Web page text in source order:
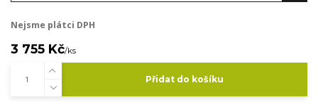
Nejsme plátci DPH
3 755 Kč/ks
Přidat do košíku